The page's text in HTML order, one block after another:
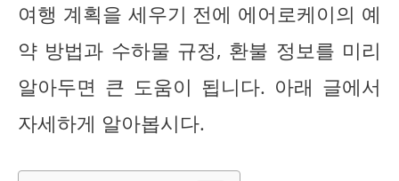
여행 계획을 세우기 전에 에어로케이의 예
약 방법과 수하물 규정, 환불 정보를 미리
알아두면 큰 도움이 됩니다. 아래 글에서
자세하게 알아봅시다.